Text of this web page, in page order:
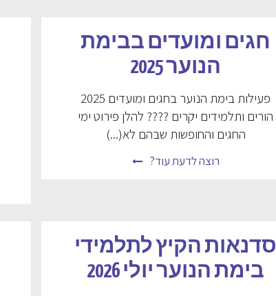
חגים ומועדים בבימת
הנוער 2025
פעילות בימת הנוער בחגים ומועדים 2025
הורים ותלמידים יקרים ???? להלן פירוט ימי
החגים והחופשות שבהם לא(...)
רוצה לדעת עוד?
סדנאות הקיץ לתלמידי
בימת הנוער יולי 2026